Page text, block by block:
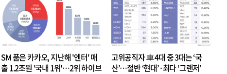
SM 품은 카카오, 지난해 '엔터' 매
출 1.2조원 '국내 1위'…2위 하이브
고위공직자 車 4대 중 3대는 ‘국
산’…절반 ‘현대’·최다 ‘그랜저’